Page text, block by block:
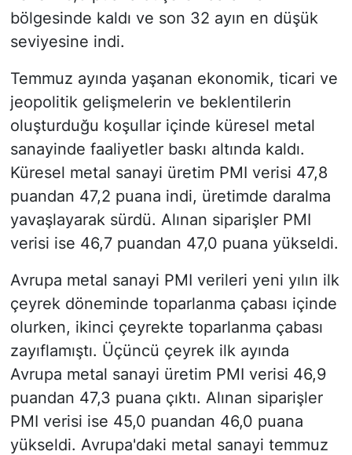
bölgesinde kaldı ve son 32 ayın en düşük
seviyesine indi.
Temmuz ayında yaşanan ekonomik, ticari ve
jeopolitik gelişmelerin ve beklentilerin
oluşturduğu koşullar içinde küresel metal
sanayinde faaliyetler baskı altında kaldı.
Küresel metal sanayi üretim PMI verisi 47,8
puandan 47,2 puana indi, üretimde daralma
yavaşlayarak sürdü. Alınan siparişler PMI
verisi ise 46,7 puandan 47,0 puana yükseldi.
Avrupa metal sanayi PMI verileri yeni yılın ilk
çeyrek döneminde toparlanma çabası içinde
olurken, ikinci çeyrekte toparlanma çabası
zayıflamıştı. Üçüncü çeyrek ilk ayında
Avrupa metal sanayi üretim PMI verisi 46,9
puandan 47,3 puana çıktı. Alınan siparişler
PMI verisi ise 45,0 puandan 46,0 puana
yükseldi. Avrupa'daki metal sanayi temmuz